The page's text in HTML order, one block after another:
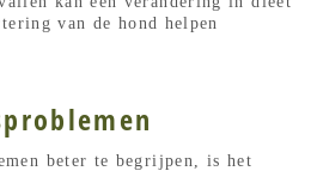
van de hond helpen
beter te begrijpen, is het